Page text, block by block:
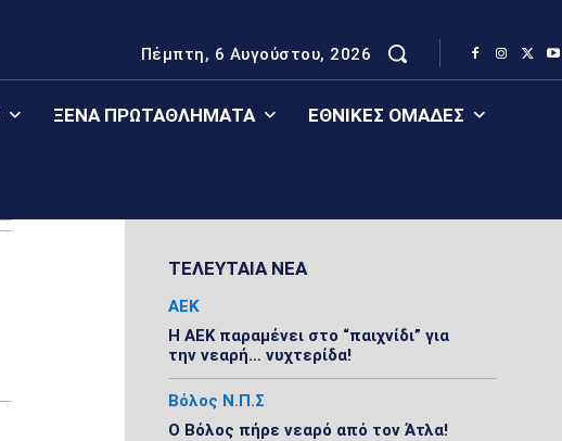
Πέμπτη, 6 Αυγούστου, 2026
ΞΈΝΑ ΠΡΩΤΑΘΛΉΜΑΤΑ ΕΘΝΙΚΈΣ ΟΜΆΔΕΣ
ΤΕΛΕΥΤΑΙΑ ΝΕΑ
ΑΕΚ
Η ΑΕΚ παραμένει στο “παιχνίδι” για
την νεαρή… νυχτερίδα!
Βόλος Ν.Π.Σ
Ο Βόλος πήρε νεαρό από τον Άτλα!